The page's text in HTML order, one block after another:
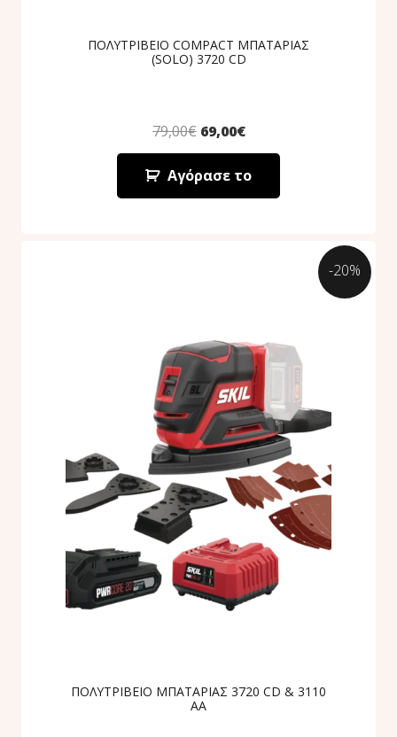
ΠΟΛΥΤΡΙΒΕΙΟ COMPACT ΜΠΑΤΑΡΙΑΣ
(SOLO) 3720 CD
79,00€ 69,00€
Αγόρασε το
ΠΟΛΥΤΡΙΒΕΙΟ ΜΠΑΤΑΡΙΑΣ 3720 CD & 3110
AA
-20%